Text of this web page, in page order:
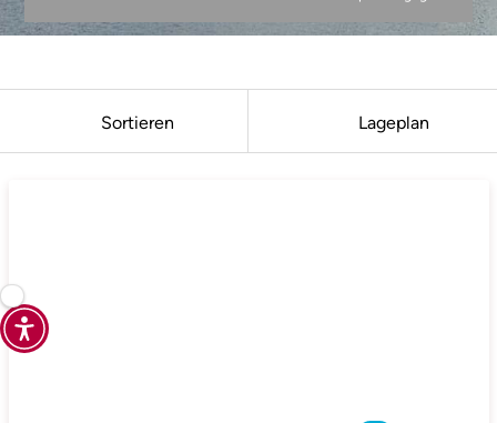
Sortieren Lageplan